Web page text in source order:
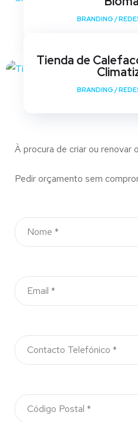
BRANDING /
Tienda de
BRANDING /
À procura de criar ou renovar
Pedir orçamento sem